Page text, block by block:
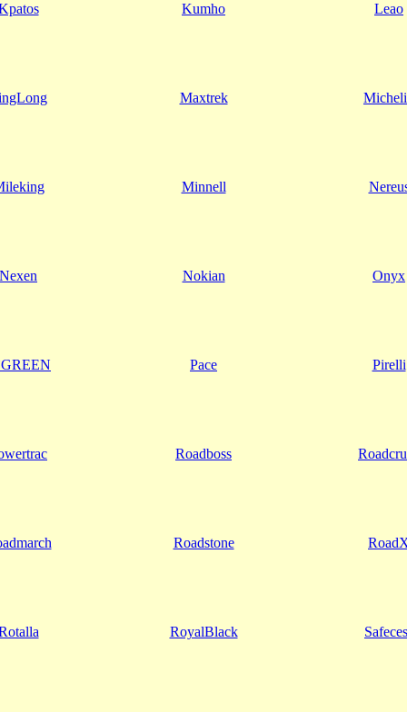
Kumho Leao
Maxtrek
Minnell
Nexen Nokian Onyx
Pace Pirelli
Roadboss
Roadstone
RoyalBlack